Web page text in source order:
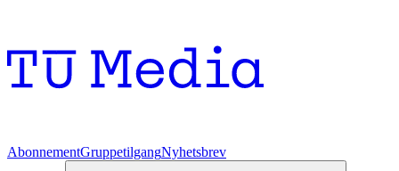
AbonnementGruppetilgangNyhetsbrev